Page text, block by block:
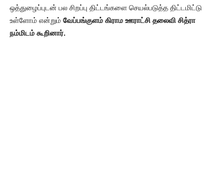
ஒத்துழைப்புடன் பல சிறப்பு திட்டங்களை செயல்படுத்த திட்டமிட்டு
உள்ளோம் என்றும் வேப்பங்குளம் கிராம ஊராட்சி தலைவி சித்ரா
நம்மிடம் கூறினார்.